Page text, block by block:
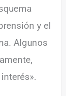
y el
Algunos